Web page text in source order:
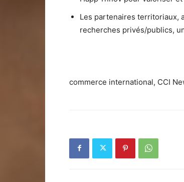
Les partenaires territoriaux,
recherches privés/publics,
commerce international, CCI